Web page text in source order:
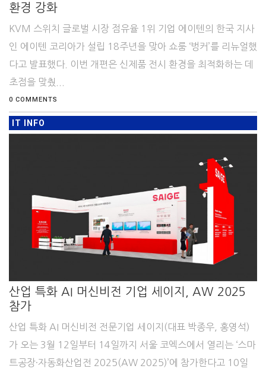
환경 강화
KVM 스위치 글로벌 시장 점유율 1위 기업 에이텐의 한국 지사
인 에이텐 코리아가 설립 18주년을 맞아 쇼룸 ‘벙커’를 리뉴얼했
다고 발표했다. 이번 개편은 신제품 전시 환경을 최적화하는 데
초점을 맞췄...
0 COMMENTS
IT INFO
산업 특화 AI 머신비전 기업 세이지, AW 2025
참가
산업 특화 AI 머신비전 전문기업 세이지(대표 박종우, 홍영석)
가 오는 3월 12일부터 14일까지 서울 코엑스에서 열리는 ‘스마
트공장·자동화산업전 2025(AW 2025)’에 참가한다고 10일